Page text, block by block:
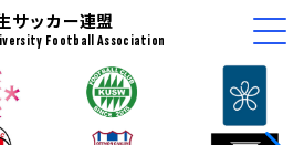
サッカー連盟
Football Association